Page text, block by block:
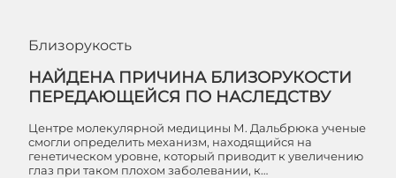
Близорукость
НАЙДЕНА ПРИЧИНА БЛИЗОРУКОСТИ
ПЕРЕДАЮЩЕЙСЯ ПО НАСЛЕДСТВУ
Центре молекулярной медицины М. Дальбрюка ученые
смогли определить механизм, находящийся на
генетическом уровне, который приводит к увеличению
глаз при таком плохом заболевании, к…